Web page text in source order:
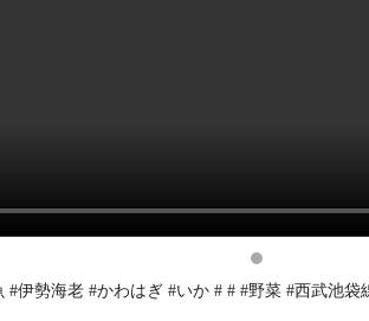
#伊勢海老 #かわはぎ #いか # # #野菜 #西武池